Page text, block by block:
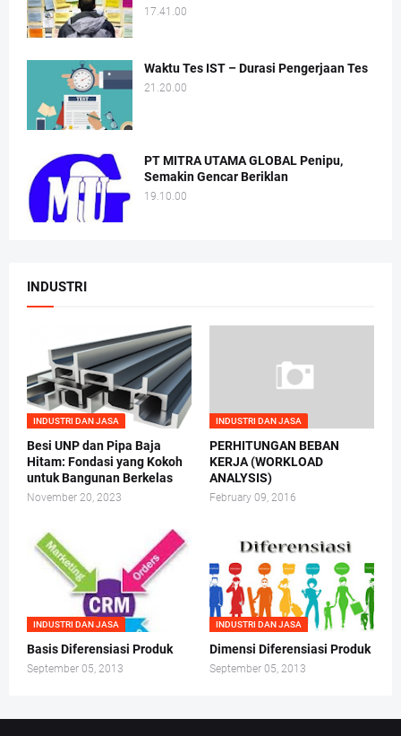
17.41.00
Waktu Tes IST – Durasi Pengerjaan Tes
21.20.00
PT MITRA UTAMA GLOBAL Penipu,
Semakin Gencar Beriklan
19.10.00
INDUSTRI
INDUSTRI DAN JASA
Besi UNP dan Pipa Baja
Hitam: Fondasi yang Kokoh
untuk Bangunan Berkelas
November 20, 2023
INDUSTRI DAN JASA
PERHITUNGAN BEBAN
KERJA (WORKLOAD
ANALYSIS)
February 09, 2016
INDUSTRI DAN JASA
Basis Diferensiasi Produk
September 05, 2013
INDUSTRI DAN JASA
Dimensi Diferensiasi Produk
September 05, 2013